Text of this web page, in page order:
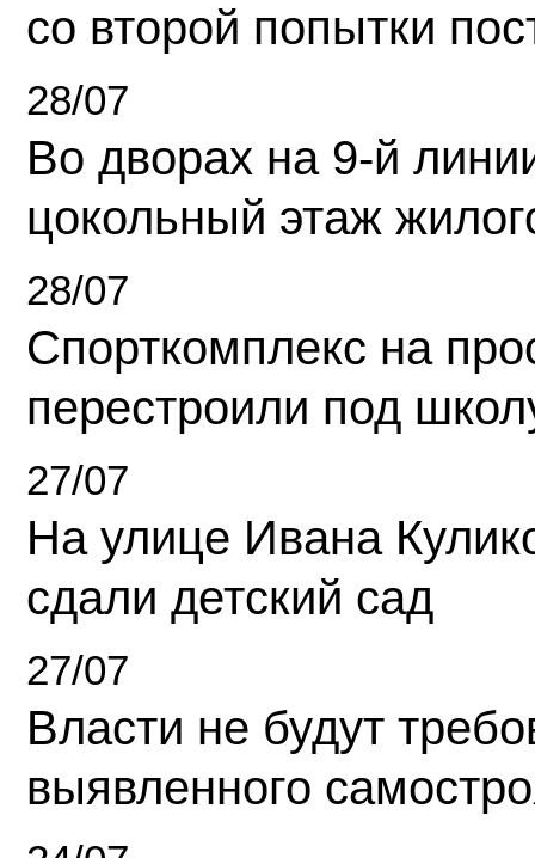
со второй попытки
28/07
Во дворах на 9-й
цокольный этаж
28/07
Спорткомплекс на
перестроили под
27/07
На улице Ивана
сдали детский сад
27/07
Власти не будут
выявленного